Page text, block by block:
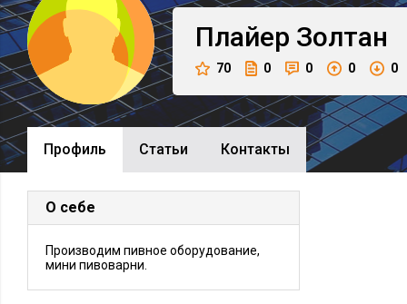
Плайер Золтан
70 0 0 0 0
Профиль Cтатьи Контакты
О себе
Производим пивное оборудование,
мини пивоварни.